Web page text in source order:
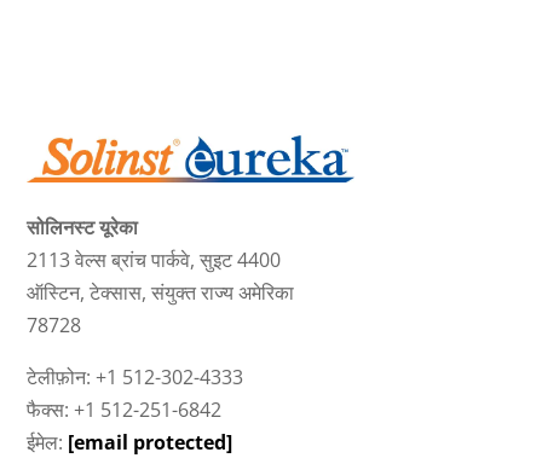
सोलिनस्ट यूरेका
2113 वेल्स ब्रांच पार्कवे, सुइट 4400
ऑस्टिन, टेक्सास, संयुक्त राज्य अमेरिका
78728
टेलीफ़ोन: +1 512-302-4333
फैक्स: +1 512-251-6842
ईमेल: [email protected]